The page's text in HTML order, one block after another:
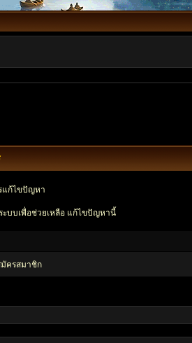
แก้ไขปัญหา
บบเพื่อช่วยเหลือ แก้ไขปัญหานี้
ครสมาชิก